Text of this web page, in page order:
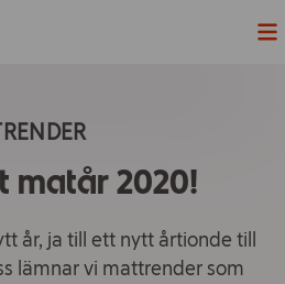
matår 2020!
år, ja till ett nytt årtionde till
lämnar vi mattrender som